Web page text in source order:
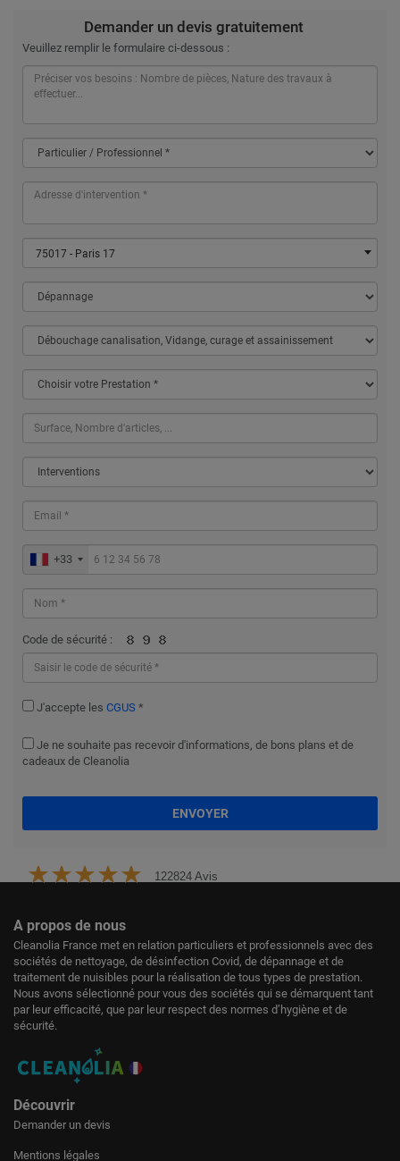
Demander un devis gratuitement
Veuillez remplir le formulaire ci-dessous :
75017 - Paris 17
+33
Code de sécurité :
J'accepte les CGUS *
Je ne souhaite pas recevoir d'informations, de bons plans et de
cadeaux de Cleanolia
ENVOYER
122824 Avis
A propos de nous
Cleanolia France met en relation particuliers et professionnels avec des
sociétés de nettoyage, de désinfection Covid, de dépannage et de
traitement de nuisibles pour la réalisation de tous types de prestation.
Nous avons sélectionné pour vous des sociétés qui se démarquent tant
par leur efficacité, que par leur respect des normes d’hygiène et de
sécurité.
Découvrir
Demander un devis
Mentions légales